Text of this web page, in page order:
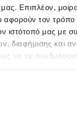
μας. Επιπλέον,
αφορούν τον τρόπο
ιστότοπό μας με
διαφήμισης και
να τις